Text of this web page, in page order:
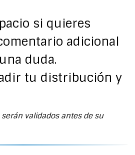
si quieres
adicional
duda.
tu distribución y
validados antes de su